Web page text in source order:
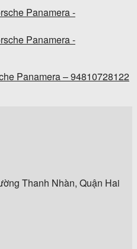
Panamera – 94810728122
Thanh Nhàn, Quận Hai